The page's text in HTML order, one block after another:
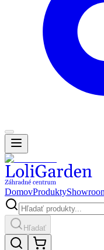
DomovProdukty
Hľadať